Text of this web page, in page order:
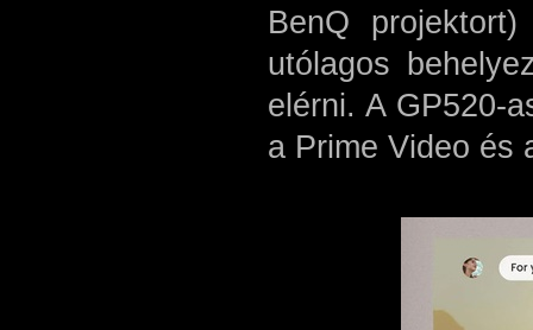
BenQ
utólagos
elérni. A GP520-
a Prime Video és